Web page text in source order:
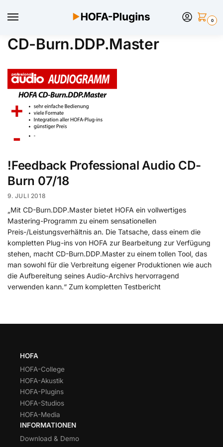
0
CD-Burn.DDP.Master
!Feedback Professional Audio CD-
Burn 07/18
9. JULI 2018
„Mit CD-Burn.DDP.Master bietet HOFA ein vollwertiges
Mastering-Programm zu einem sensationellen
Preis-/Leistungsverhältnis an. Die Tatsache, dass einem die
kompletten Plug-ins von HOFA zur Bearbeitung zur Verfügung
stehen, macht CD-Burn.DDP.Master zu einem tollen Tool, das
man sowohl für die Verbreitung eigener Produktionen wie auch
die Aufbereitung seines Audio-Archivs hervorragend
verwenden kann.“ Zum kompletten Testbericht
HOFA
HOFA-College
HOFA-Akustik
HOFA-Plugins
HOFA-Studios
HOFA-Media
INFORMATIONEN
Download & Demo